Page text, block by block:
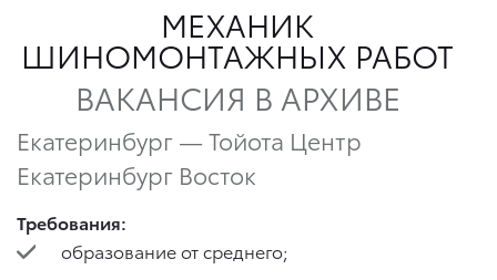
МЕХАНИК
ШИНОМОНТАЖНЫХ РАБОТ
ВАКАНСИЯ В АРХИВЕ
Екатеринбург — Тойота Центр
Екатеринбург Восток
Требования:
образование от среднего;